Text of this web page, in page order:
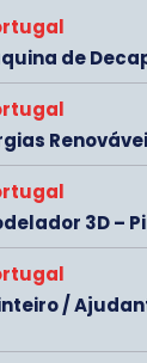
de
3D –
/